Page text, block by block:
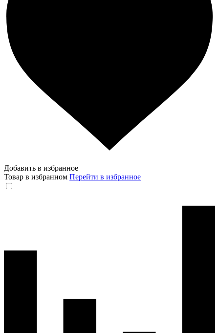
Добавить в избранное
Товар в избранном Перейти в избранное